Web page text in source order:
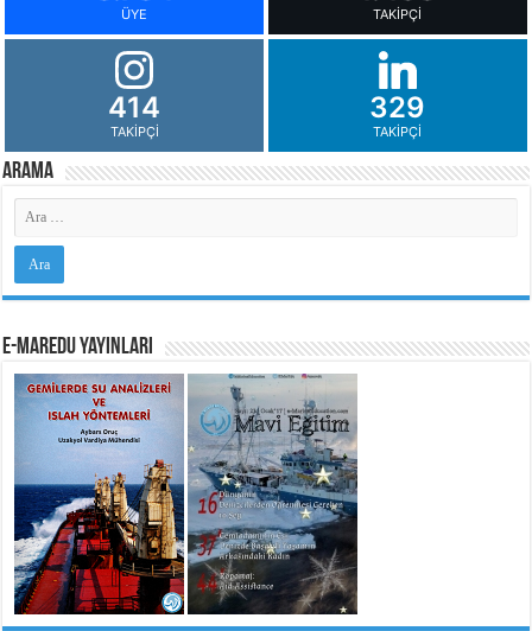
ÜYE TAKIPÇI
414
TAKIPÇI
329
TAKIPÇI
Arama
e-MarEdu Yayınları